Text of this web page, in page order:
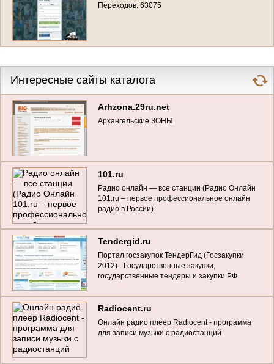
Переходов: 63075
Интересные сайты каталога
Arhzona.29ru.net
Архангельские ЗОНЫ
101.ru
Радио онлайн — все станции (Радио Онлайн
101.ru – первое профессиональное онлайн
радио в России)
Tendergid.ru
Портал госзакупок ТендерГид (Госзакупки
2012) - Государственные закупки,
государственные тендеры и закупки РФ
Radiocent.ru
Онлайн радио плеер Radiocent - программа
для записи музыки с радиостанций